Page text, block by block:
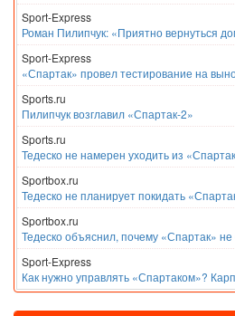
Sport-Express
Роман Пилипчук: «Приятно вернуться
Sport-Express
«Спартак» провел тестирование на
Sports.ru
Пилипчук возглавил «Спартак-2»
Sports.ru
Тедеско не намерен уходить из
Sportbox.ru
Тедеско не планирует покидать
Sportbox.ru
Тедеско объяснил, почему «Спартак»
Sport-Express
Как нужно управлять «Спартаком»?